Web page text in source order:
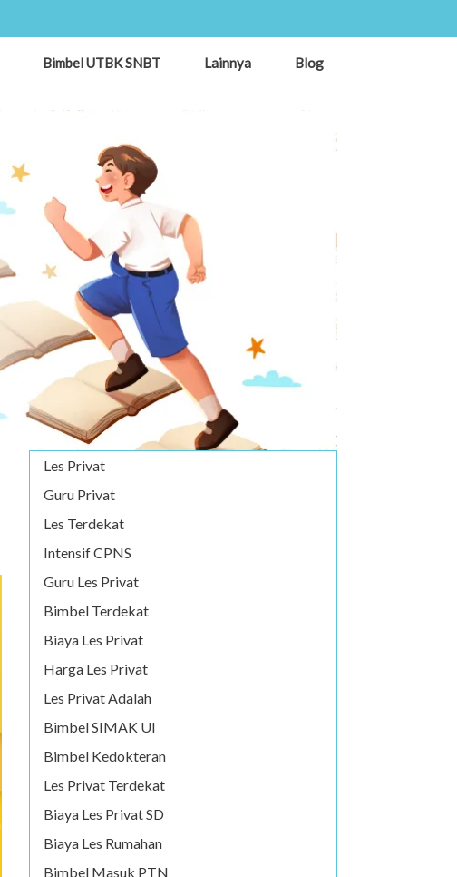
Bimbel UTBK SNBT Lainnya Blog
Les Privat
Guru Privat
Les Terdekat
Intensif CPNS
Guru Les Privat
Bimbel Terdekat
Biaya Les Privat
Harga Les Privat
Les Privat Adalah
Bimbel SIMAK UI
Bimbel Kedokteran
Les Privat Terdekat
Biaya Les Privat SD
Biaya Les Rumahan
Bimbel Masuk PTN